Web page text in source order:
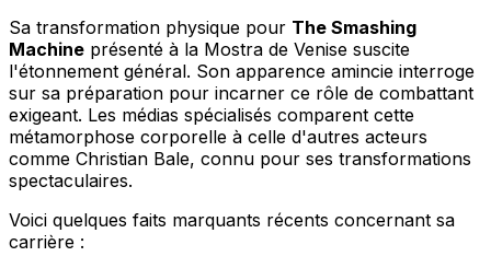
Sa transformation physique pour The Smashing
Machine présenté à la Mostra de Venise suscite
l'étonnement général. Son apparence amincie interroge
sur sa préparation pour incarner ce rôle de combattant
exigeant. Les médias spécialisés comparent cette
métamorphose corporelle à celle d'autres acteurs
comme Christian Bale, connu pour ses transformations
spectaculaires.
Voici quelques faits marquants récents concernant sa
carrière :